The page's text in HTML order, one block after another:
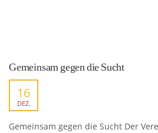
Gemeinsam gegen die Sucht
16
DEZ.
Gemeinsam gegen die Sucht Der